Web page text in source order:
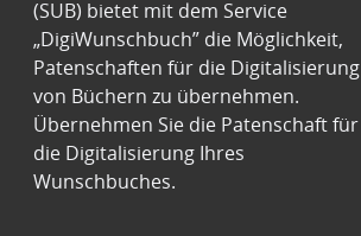
(SUB) bietet mit dem Service
„DigiWunschbuch” die Möglichkeit,
Patenschaften für die Digitalisierung
von Büchern zu übernehmen.
Übernehmen Sie die Patenschaft für
die Digitalisierung Ihres
Wunschbuches.